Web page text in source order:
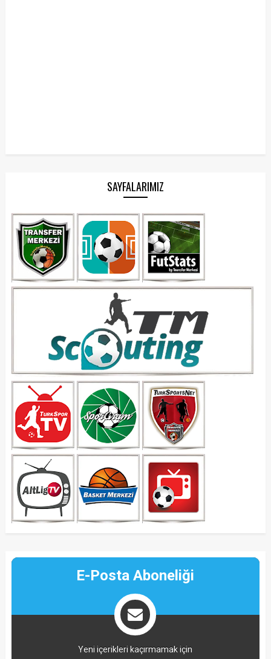
SAYFALARIMIZ
E-Posta Aboneliği
Yeni içerikleri kaçırmamak için